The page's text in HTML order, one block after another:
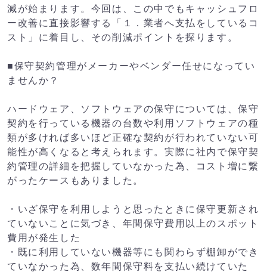
減が始まります。今回は、この中でもキャッシュフロ
ー改善に直接影響する「１．業者へ支払をしているコ
スト」に着目し、その削減ポイントを探ります。
■保守契約管理がメーカーやベンダー任せになってい
ませんか？
ハードウェア、ソフトウェアの保守については、保守
契約を行っている機器の台数や利用ソフトウェアの種
類が多ければ多いほど正確な契約が行われていない可
能性が高くなると考えられます。実際に社内で保守契
約管理の詳細を把握していなかった為、コスト増に繋
がったケースもありました。
・いざ保守を利用しようと思ったときに保守更新され
ていないことに気づき、年間保守費用以上のスポット
費用が発生した
・既に利用していない機器等にも関わらず棚卸ができ
ていなかった為、数年間保守料を支払い続けていた